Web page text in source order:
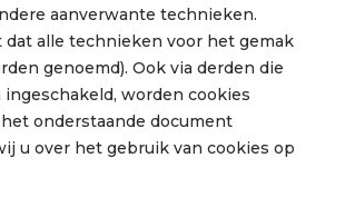
aanverwante technieken.
dat alle technieken voor het gemak
genoemd). Ook via derden die
worden cookies
onderstaande document
u over het gebruik van cookies op